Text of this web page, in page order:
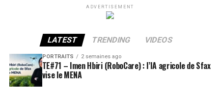
ADVERTISEMENT
LATEST TRENDING VIDEOS
PORTRAITS 2 semaines ago
TE#71 – Imen Hbiri (RoboCare) : l’IA agricole de Sfax
vise le MENA